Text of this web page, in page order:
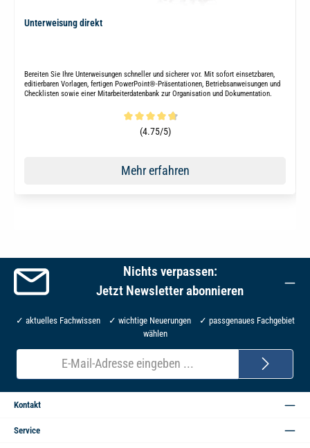
Unterweisung direkt
Bereiten Sie Ihre Unterweisungen schneller und sicherer vor. Mit sofort einsetzbaren,
editierbaren Vorlagen, fertigen PowerPoint®-Präsentationen, Betriebsanweisungen und
Checklisten sowie einer Mitarbeiterdatenbank zur Organisation und Dokumentation.
Durchschnittliche Bewertung von 4.7 von 5 Sternen
(4.75/5)
Mehr erfahren
Nichts verpassen:
Jetzt Newsletter abonnieren
✓ aktuelles Fachwissen ✓ wichtige Neuerungen ✓ passgenaues Fachgebiet
wählen
E-
Mail-
Adresse*
Kontakt
Service